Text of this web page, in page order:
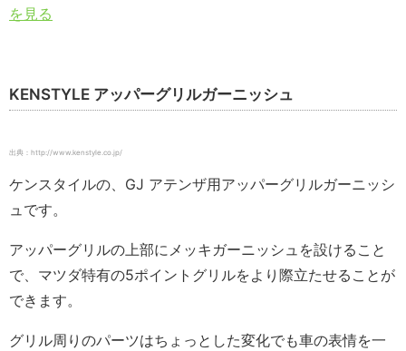
を見る
KENSTYLE アッパーグリルガーニッシュ
出典：http://www.kenstyle.co.jp/
ケンスタイルの、GJ アテンザ用アッパーグリルガーニッシ
ュです。
アッパーグリルの上部にメッキガーニッシュを設けること
で、マツダ特有の5ポイントグリルをより際立たせることが
できます。
グリル周りのパーツはちょっとした変化でも車の表情を一